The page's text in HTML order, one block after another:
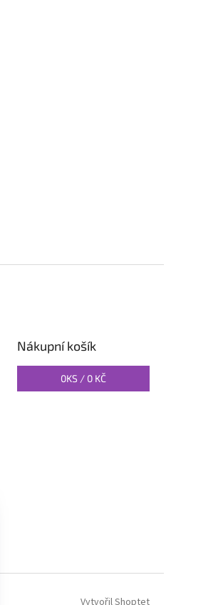
Nákupní košík
0KS / 0 KČ
Vytvořil Shoptet